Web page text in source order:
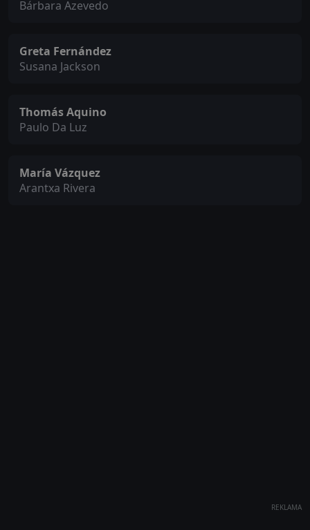
Bárbara Azevedo
Greta Fernández
Susana Jackson
Thomás Aquino
Paulo Da Luz
María Vázquez
Arantxa Rivera
REKLAMA